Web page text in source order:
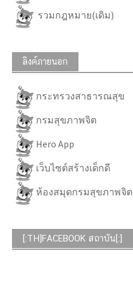
รวมกฎหมาย(เดิม)
ลิงค์ภายนอก
กระทรวงสาธารณสุข
กรมสุขภาพจิต
Hero App
เว็บไซต์สร้างเด็กดี
ห้องสมุดกรมสุขภาพจิต
[:TH]FACEBOOK สถาบัน[:]